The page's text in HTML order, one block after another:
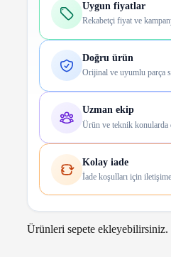
Uygun fiyatlar
Rekabetçi fiyat ve
Doğru ürün
Orijinal ve uyumlu parça
Uzman ekip
Ürün ve teknik konularda
Kolay iade
İade koşulları için
Ürünleri sepete ekleyebilirsiniz.